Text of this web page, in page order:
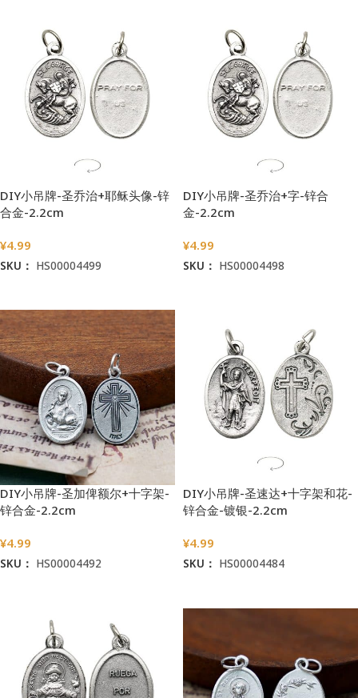
DIY小吊牌-圣乔治+耶稣头像-锌
合金-2.2cm
¥4.99
SKU： HS00004499
DIY小吊牌-圣乔治+字-锌合
金-2.2cm
¥4.99
SKU： HS00004498
DIY小吊牌-圣加俾额尔+十字架-
锌合金-2.2cm
¥4.99
SKU： HS00004492
DIY小吊牌-圣速达+十字架和花-
锌合金-镀银-2.2cm
¥4.99
SKU： HS00004484